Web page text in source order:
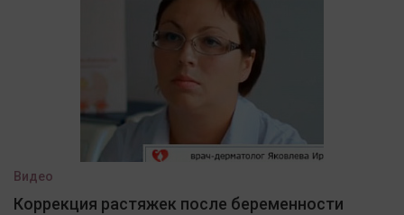
Видео
Коррекция растяжек после беременности